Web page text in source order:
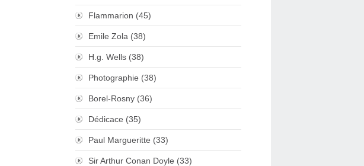
Flammarion (45)
Emile Zola (38)
H.g. Wells (38)
Photographie (38)
Borel-Rosny (36)
Dédicace (35)
Paul Margueritte (33)
Sir Arthur Conan Doyle (33)